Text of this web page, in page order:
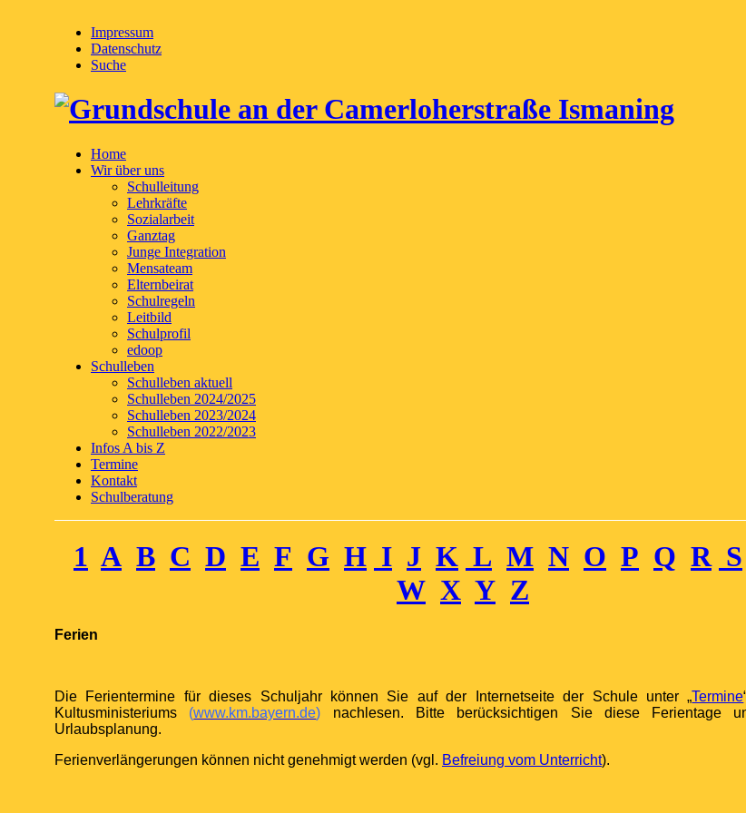
Impressum
Datenschutz
Suche
Home
Wir über uns
Schulleitung
Lehrkräfte
Sozialarbeit
Ganztag
Junge Integration
Mensateam
Elternbeirat
Schulregeln
Leitbild
Schulprofil
edoop
Schulleben
Schulleben aktuell
Schulleben 2024/2025
Schulleben 2023/2024
Schulleben 2022/2023
Infos A bis Z
Termine
Kontakt
Schulberatung
1 A B C D E F G H I J K L M N O P Q R S
W X Y Z
Ferien
Die Ferientermine für dieses Schuljahr können Sie auf der Internetseite der Schule unter „Termine
Kultusministeriums (www.km.bayern.de) nachlesen. Bitte berücksichtigen Sie diese Ferientage
Urlaubsplanung.
Ferienverlängerungen können nicht genehmigt werden (vgl. Befreiung vom Unterricht).